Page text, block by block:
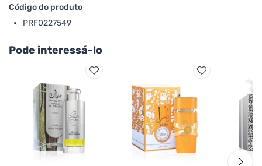
Código do produto
PRF0227549
Pode interessá-lo